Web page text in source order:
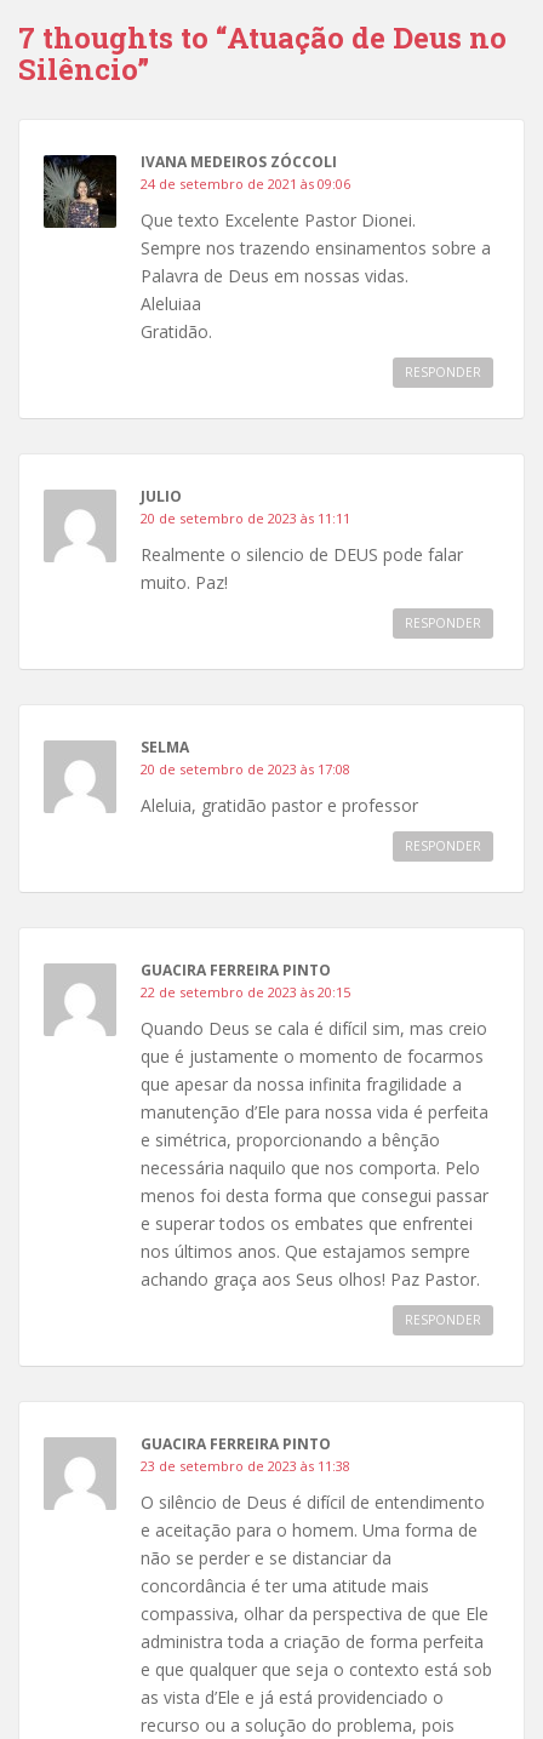
7 thoughts to “Atuação de Deus no
Silêncio”
IVANA MEDEIROS ZÓCCOLI
24 de setembro de 2021 às 09:06
Que texto Excelente Pastor Dionei.
Sempre nos trazendo ensinamentos sobre a
Palavra de Deus em nossas vidas.
Aleluiaa
Gratidão.
RESPONDER
JULIO
20 de setembro de 2023 às 11:11
Realmente o silencio de DEUS pode falar
muito. Paz!
RESPONDER
SELMA
20 de setembro de 2023 às 17:08
Aleluia, gratidão pastor e professor
RESPONDER
GUACIRA FERREIRA PINTO
22 de setembro de 2023 às 20:15
Quando Deus se cala é difícil sim, mas creio
que é justamente o momento de focarmos
que apesar da nossa infinita fragilidade a
manutenção d’Ele para nossa vida é perfeita
e simétrica, proporcionando a bênção
necessária naquilo que nos comporta. Pelo
menos foi desta forma que consegui passar
e superar todos os embates que enfrentei
nos últimos anos. Que estajamos sempre
achando graça aos Seus olhos! Paz Pastor.
RESPONDER
GUACIRA FERREIRA PINTO
23 de setembro de 2023 às 11:38
O silêncio de Deus é difícil de entendimento
e aceitação para o homem. Uma forma de
não se perder e se distanciar da
concordância é ter uma atitude mais
compassiva, olhar da perspectiva de que Ele
administra toda a criação de forma perfeita
e que qualquer que seja o contexto está sob
as vista d’Ele e já está providenciado o
recurso ou a solução do problema, pois